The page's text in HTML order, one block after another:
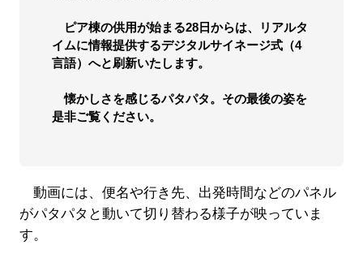
ピア棟の供用が始まる28日からは、リアルタ
イムに情報提供するデジタルサイネージ式（4
言語）へと刷新いたします。
懐かしさを感じるパタパタ。その最後の姿を
是非ご覧ください。
動画には、便名や行き先、出発時間などのパネル
がパタパタと動いて切り替わる様子が映っていま
す。